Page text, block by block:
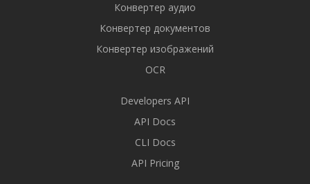
Конвертер аудио
Конвертер документов
Конвертер изображений
OCR
Developers API
API Docs
CLI Docs
API Pricing